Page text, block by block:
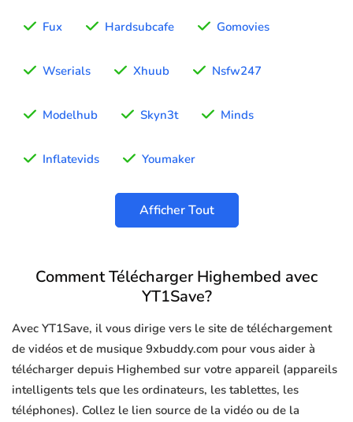
Fux Hardsubcafe Gomovies
Wserials Xhuub Nsfw247
Modelhub Skyn3t Minds
Inflatevids Youmaker
Afficher Tout
Comment Télécharger Highembed avec
YT1Save?
Avec YT1Save, il vous dirige vers le site de téléchargement
de vidéos et de musique 9xbuddy.com pour vous aider à
télécharger depuis Highembed sur votre appareil (appareils
intelligents tels que les ordinateurs, les tablettes, les
téléphones). Collez le lien source de la vidéo ou de la